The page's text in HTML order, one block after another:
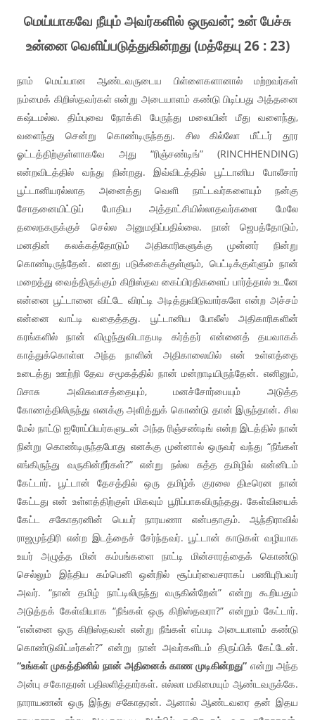
மெய்யாகவே நீயும் அவர்களில் ஒருவன்; உன் பேச்சு
உன்னை வெளிப்படுத்துகின்றது (மத்தேயு 26 : 23)
நாம் மெய்யான ஆண்டவருடைய பிள்ளைகளானால் மற்றவர்கள்
நம்மைக் கிறிஸ்தவர்கள் என்று அடையாளம் கண்டு பிடிப்பது அத்தனை
கஷ்டமல்ல. திம்புவை நோக்கி பேருந்து மலையின் மீது வளைந்து,
வளைந்து சென்று கொண்டிருந்தது. சில கில்லோ மீட்டர் தூர
ஓட்டத்திற்குள்ளாகவே அது “ரிஞ்சண்டிங்” (RINCHHENDING)
என்றவிடத்தில் வந்து நின்றது. இவ்விடத்தில் பூட்டானிய போலீசார்
பூட்டானியரல்லாத அனைத்து வெளி நாட்டவர்களையும் நன்கு
சோதனையிட்டுப் போதிய அத்தாட்சியில்லாதவர்களை மேலே
தலைநகருக்குச் செல்ல அனுமதிப்பதில்லை. நான் ஜெபத்தோடும்,
மனதின் கலக்கத்தோடும் அதிகாரிகளுக்கு முன்னர் நின்று
கொண்டிருந்தேன். எனது படுக்கைக்குள்ளும், பெட்டிக்குள்ளும் நான்
மறைத்து வைத்திருக்கும் கிறிஸ்தவ கைப்பிரதிகளைப் பார்த்தால் உடனே
என்னை பூட்டானை விட்டே விரட்டி அடித்துவிடுவார்களே என்ற அச்சம்
என்னை வாட்டி வதைத்தது. பூட்டானிய போலீஸ் அதிகாரிகளின்
கரங்களில் நான் விழுந்துவிடாதபடி கர்த்தர் என்னைத் தயவாகக்
காத்துக்கொள்ள அந்த நாளின் அதிகாலையில் என் உள்ளத்தை
உடைத்து ஊற்றி தேவ சமூகத்தில் நான் மன்றாடியிருந்தேன். எனினும்,
பிசாசு அவிசுவாசத்தையும், மனச்சோர்பையும் அடுத்த
கோணத்திலிருந்து எனக்கு அளித்துக் கொண்டு தான் இருந்தான். சில
மேல் நாட்டு ஐரோப்பியர்களுடன் அந்த ரிஞ்சண்டிங் என்ற இடத்தில் நான்
நின்று கொண்டிருந்தபோது எனக்கு முன்னால் ஒருவர் வந்து “நீங்கள்
எங்கிருந்து வருகின்றீர்கள்?” என்று நல்ல சுத்த தமிழில் என்னிடம்
கேட்டார். பூட்டான் தேசத்தில் ஒரு தமிழ்க் குரலை திடீரென நான்
கேட்டது என் உள்ளத்திற்குள் மிகவும் பூரிப்பாகவிருந்தது. கேள்வியைக்
கேட்ட சகோதரனின் பெயர் நாரயணா என்பதாகும். ஆந்திராவில்
ராஜமுந்திரி என்ற இடத்தைச் சேர்ந்தவர். பூட்டான் காடுகள் வழியாக
உயர் அழுத்த மின் கம்பங்களை நாட்டி மின்சாரத்தைக் கொண்டு
செல்லும் இந்திய கம்பெனி ஒன்றில் சூப்பர்வைசராகப் பணிபுரிபவர்
அவர். “நான் தமிழ் நாட்டிலிருந்து வருகின்றேன்” என்று கூறியதும்
அடுத்தக் கேள்வியாக “நீங்கள் ஒரு கிறிஸ்தவரா?” என்றும் கேட்டார்.
“என்னை ஒரு கிறிஸ்தவன் என்று நீங்கள் எப்படி அடையாளம் கண்டு
கொண்டுவிட்டீர்கள்?” என்று நான் அவர்களிடம் திருப்பிக் கேட்டேன்.
“உங்கள் முகத்தினில் நான் அதினைக் காண முடிகின்றது” என்று அந்த
அன்பு சகோதரன் பதிலளித்தார்கள். எல்லா மகிமையும் ஆண்டவருக்கே.
நாராயணன் ஒரு இந்து சகோதரன். ஆனால் ஆண்டவரை தன் இதய